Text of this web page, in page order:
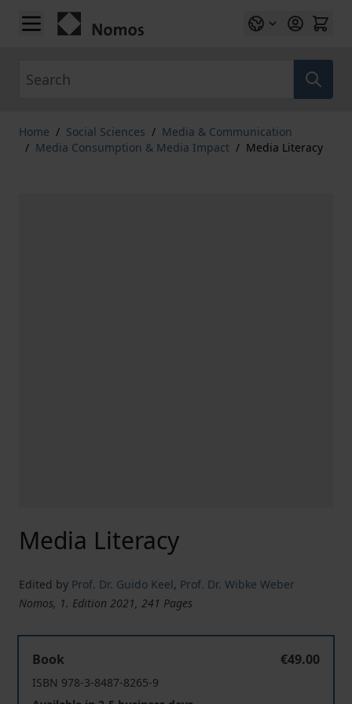
Skip to Content
Home / Social Sciences / Media & Communication
/ Media Consumption & Media Impact / Media Literacy
Media Literacy
Edited by Prof. Dr. Guido Keel, Prof. Dr. Wibke Weber
Nomos, 1. Edition 2021, 241 Pages
Book
€49.00
ISBN 978-3-8487-8265-9